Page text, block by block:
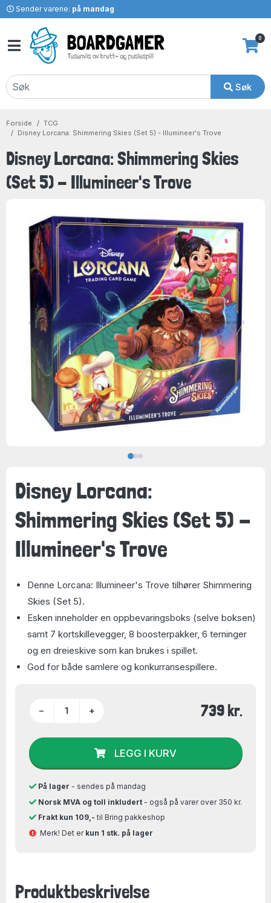
Sender varene: på mandag
Søk
0
Forside
TCG
Disney Lorcana: Shimmering Skies (Set 5) - Illumineer's Trove
Disney Lorcana: Shimmering Skies
(Set 5) - Illumineer's Trove
Disney Lorcana:
Shimmering Skies (Set 5) -
Illumineer's Trove
Denne Lorcana: Illumineer's Trove tilhører Shimmering
Skies (Set 5).
Esken inneholder en oppbevaringsboks (selve boksen)
samt 7 kortskillevegger, 8 boosterpakker, 6 terninger
og en dreieskive som kan brukes i spillet.
God for både samlere og konkurransespillere.
− + 739 kr.
LEGG I KURV
På lager - sendes på mandag
Norsk MVA og toll inkludert- også på varer over 350 kr.
Frakt kun 109,- til Bring pakkeshop
Merk! Det er kun 1 stk. på lager
Produktbeskrivelse